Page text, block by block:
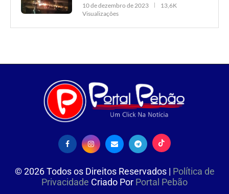
10 de dezembro de 2023
13,6K
Visualizações
©2026Todos os Direitos Reservados | Política de
Privacidade Criado Por Portal Pebão